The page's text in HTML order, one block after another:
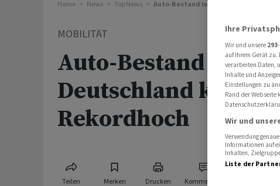
Home News Top News Auto-Bestand in Deutschland klettert
MOBILITÄT
Auto-Bestand in
Deutschland
Rekordhoch
Teilen Merken Drucken Kommentare
Ihre
Wir und unsere 293
auf Ihrem Gerät
verarbeiten Daten,
Inhalte und
Einstellungen zu
Rand der Webseite
Wir und
Verwendung
Informationen auf
Inhalten,
Liste der